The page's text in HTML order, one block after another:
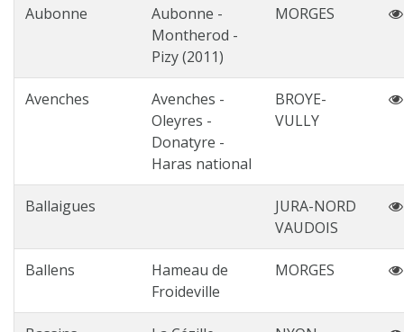
Aubonne
Aubonne -
Montherod -
Pizy (2011)
MORGES
Avenches
Avenches -
Oleyres -
Donatyre -
Haras national
BROYE-
VULLY
Ballaigues
JURA-NORD
VAUDOIS
Ballens
Hameau de
Froideville
MORGES